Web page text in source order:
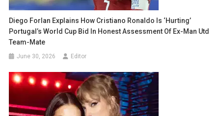
Diego Forlan Explains How Cristiano Ronaldo Is ‘hurting’
Portugal’s World Cup Bid In Honest Assessment Of Ex-Man Utd
Team-Mate
June 30, 2026 Editor